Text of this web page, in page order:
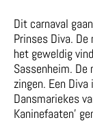
Dit carnaval
Prinses Diva.
het geweldig
Sassenheim. De
zingen. Een
Dansmariekes
Kaninefaaten’